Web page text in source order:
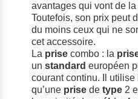
avantages qui vont de
Toutefois, son prix peut
du moins ceux qui ne
cet accessoire.
La prise combo : la
un standard européen
courant continu. Il
qu’une prise de type 2